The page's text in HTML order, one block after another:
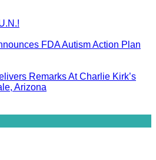
FDA Autism Action Plan
Remarks At Charlie Kirk’s
Arizona